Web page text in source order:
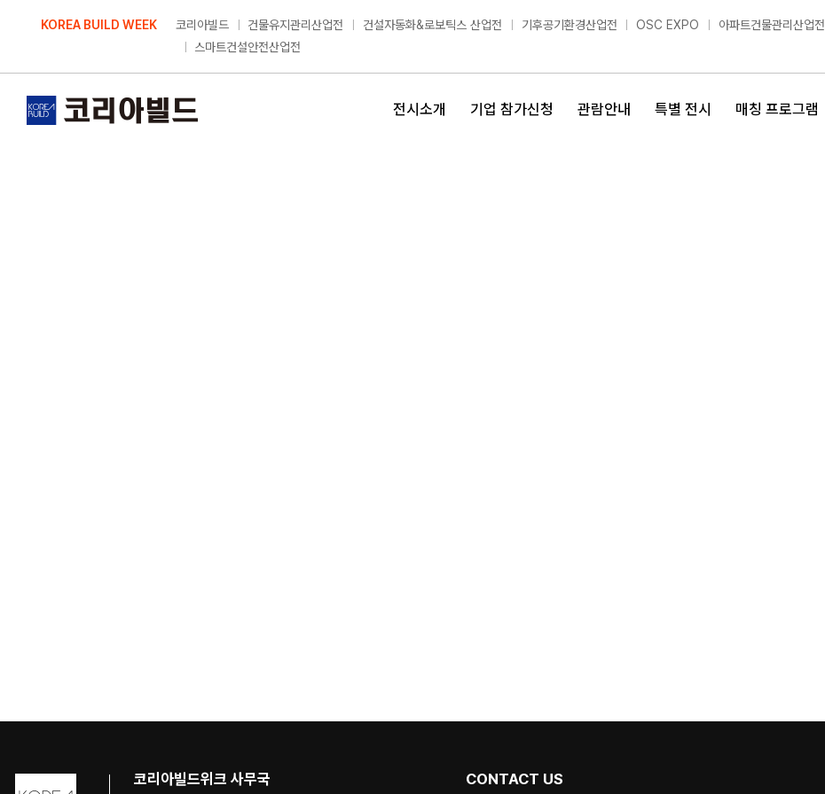
KOREA BUILD WEEK 코리아빌드 건물유지관리산업전 건설자동화&로보틱스 산업전 기후공기환경산업전 OSC EXPO 아파트건물관리산업전
스마트건설안전산업전
전시소개 기업 참가신청 관람안내 특별 전시 매칭 프로그램
코리아빌드위크 사무국 CONTACT US